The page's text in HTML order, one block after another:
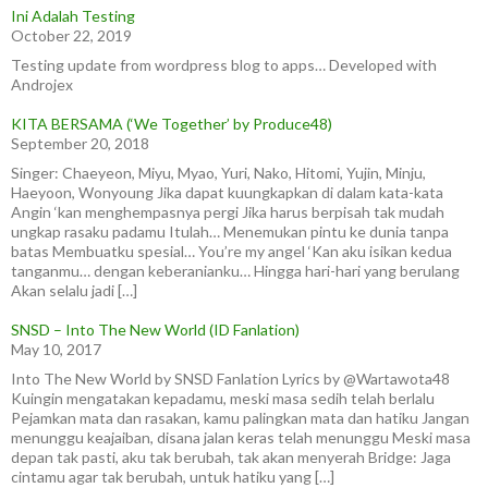
Ini Adalah Testing
October 22, 2019
Testing update from wordpress blog to apps… Developed with
Androjex
KITA BERSAMA (‘We Together’ by Produce48)
September 20, 2018
Singer: Chaeyeon, Miyu, Myao, Yuri, Nako, Hitomi, Yujin, Minju,
Haeyoon, Wonyoung Jika dapat kuungkapkan di dalam kata-kata
Angin ‘kan menghempasnya pergi Jika harus berpisah tak mudah
ungkap rasaku padamu Itulah… Menemukan pintu ke dunia tanpa
batas Membuatku spesial… You’re my angel ‘Kan aku isikan kedua
tanganmu… dengan keberanianku… Hingga hari-hari yang berulang
Akan selalu jadi […]
SNSD – Into The New World (ID Fanlation)
May 10, 2017
Into The New World by SNSD Fanlation Lyrics by @Wartawota48
Kuingin mengatakan kepadamu, meski masa sedih telah berlalu
Pejamkan mata dan rasakan, kamu palingkan mata dan hatiku Jangan
menunggu keajaiban, disana jalan keras telah menunggu Meski masa
depan tak pasti, aku tak berubah, tak akan menyerah Bridge: Jaga
cintamu agar tak berubah, untuk hatiku yang […]